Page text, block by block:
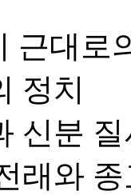
근대로
정치
신분
래와